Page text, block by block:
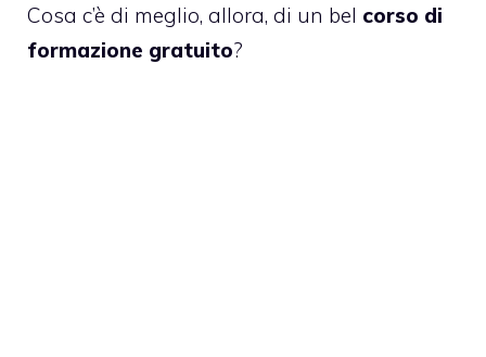
Cosa c’è di meglio, allora, di un bel corso di
formazione gratuito?